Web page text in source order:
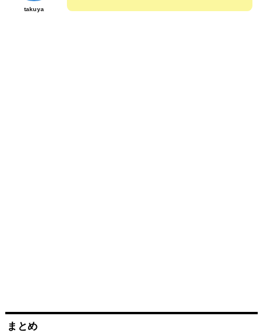
takuya
まとめ